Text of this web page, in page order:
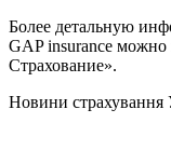
Более детальную
GAP insurance
Страхование».
Новини страхування